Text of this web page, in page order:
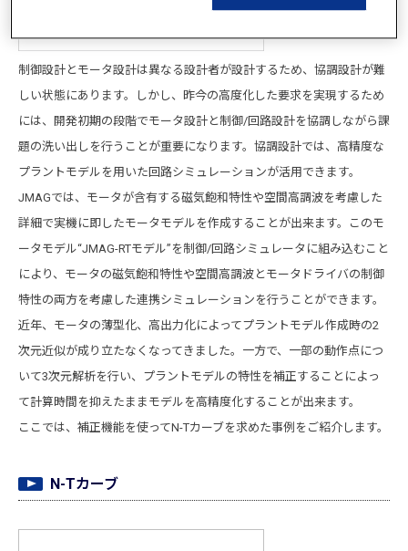
制御設計とモータ設計は異なる設計者が設計するため、協調設計が難
しい状態にあります。しかし、昨今の高度化した要求を実現するため
には、開発初期の段階でモータ設計と制御/回路設計を協調しながら課
題の洗い出しを行うことが重要になります。協調設計では、高精度な
プラントモデルを用いた回路シミュレーションが活用できます。
JMAGでは、モータが含有する磁気飽和特性や空間高調波を考慮した
詳細で実機に即したモータモデルを作成することが出来ます。このモ
ータモデル“JMAG-RTモデル”を制御/回路シミュレータに組み込むこと
により、モータの磁気飽和特性や空間高調波とモータドライバの制御
特性の両方を考慮した連携シミュレーションを行うことができます。
近年、モータの薄型化、高出力化によってプラントモデル作成時の2
次元近似が成り立たなくなってきました。一方で、一部の動作点につ
いて3次元解析を行い、プラントモデルの特性を補正することによっ
て計算時間を抑えたままモデルを高精度化することが出来ます。
ここでは、補正機能を使ってN-Tカーブを求めた事例をご紹介します。
N-Tカーブ